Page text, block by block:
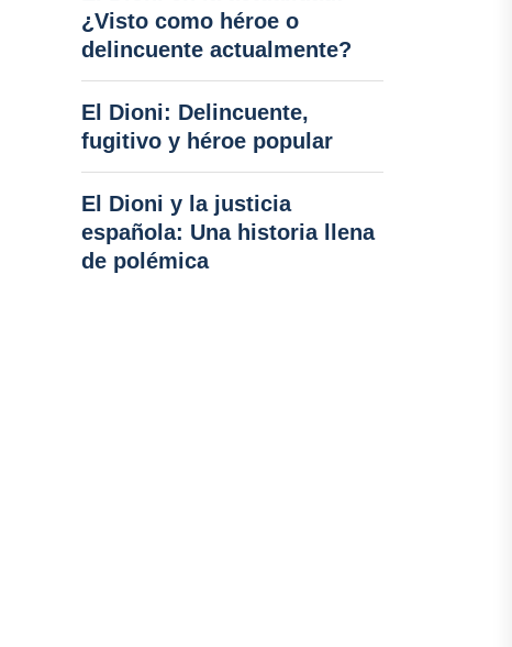
¿Visto como héroe o
delincuente actualmente?
El Dioni: Delincuente,
fugitivo y héroe popular
El Dioni y la justicia
española: Una historia llena
de polémica